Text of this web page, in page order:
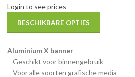
Login to see prices
BESCHIKBARE OPTIES
Aluminium X banner
– Geschikt voor binnengebruik
– Voor alle soorten grafische media